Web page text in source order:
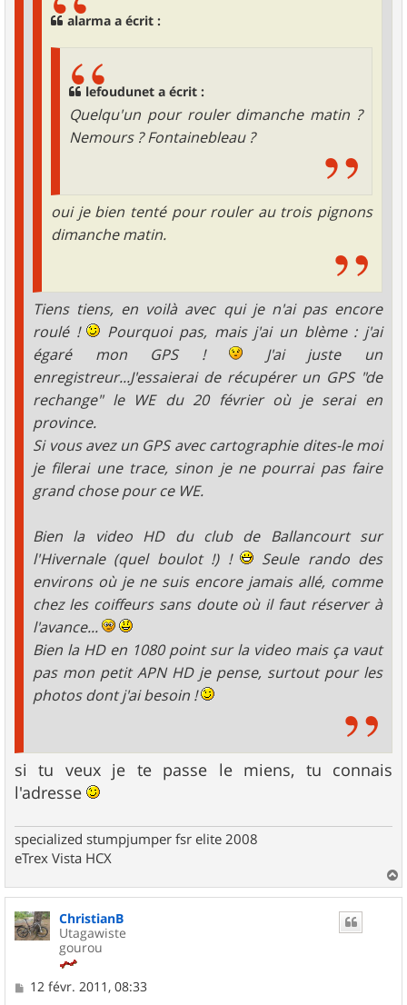
alarma a écrit :
lefoudunet a écrit :
Quelqu'un pour rouler dimanche matin ?
Nemours ? Fontainebleau ?
oui je bien tenté pour rouler au trois pignons
dimanche matin.
Tiens tiens, en voilà avec qui je n'ai pas encore
roulé !
Pourquoi pas, mais j'ai un blème : j'ai
égaré mon GPS !
J'ai juste un
enregistreur...J'essaierai de récupérer un GPS "de
rechange" le WE du 20 février où je serai en
province.
Si vous avez un GPS avec cartographie dites-le moi
je filerai une trace, sinon je ne pourrai pas faire
grand chose pour ce WE.
Bien la video HD du club de Ballancourt sur
l'Hivernale (quel boulot !) !
Seule rando des
environs où je ne suis encore jamais allé, comme
chez les coiffeurs sans doute où il faut réserver à
l'avance...
Bien la HD en 1080 point sur la video mais ça vaut
pas mon petit APN HD je pense, surtout pour les
photos dont j'ai besoin !
si tu veux je te passe le miens, tu connais
l'adresse
specialized stumpjumper fsr elite 2008
eTrex Vista HCX
a
ChristianB
Utagawiste
gourou
M12 févr. 2011, 08:33